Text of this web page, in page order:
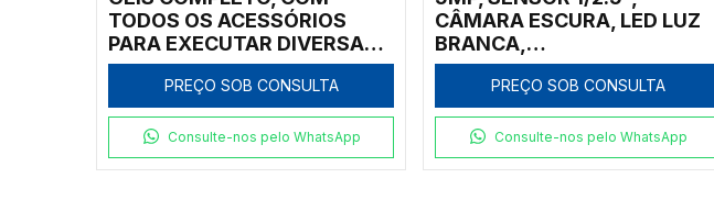
TODOS OS ACESSÓRIOS
PARA EXECUTAR DIVERSAS
TÉCNICAS - MODELO:
CHEMIPROXS-9-E60-RIR-IC
PREÇO SOB CONSULTA
Consulte-nos pelo WhatsApp
CÂMARA ESCURA, LED LUZ
BRANCA,
TRANSILUMINADOR UV
302NM, TOUCH SCREEN,
SOFTWARES CAPTURA
IMAGEM E GENEQUANT
PREÇO SOB CONSULTA
Consulte-nos pelo WhatsApp